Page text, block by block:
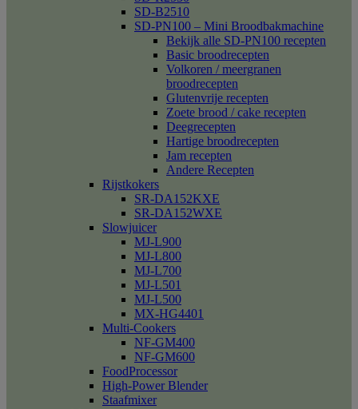
SD-B2510
SD-PN100 – Mini Broodbakmachine
Bekijk alle SD-PN100 recepten
Basic broodrecepten
Volkoren / meergranen
broodrecepten
Glutenvrije recepten
Zoete brood / cake recepten
Deegrecepten
Hartige broodrecepten
Jam recepten
Andere Recepten
Rijstkokers
SR-DA152KXE
SR-DA152WXE
Slowjuicer
MJ-L900
MJ-L800
MJ-L700
MJ-L501
MJ-L500
MX-HG4401
Multi-Cookers
NF-GM400
NF-GM600
FoodProcessor
High-Power Blender
Staafmixer